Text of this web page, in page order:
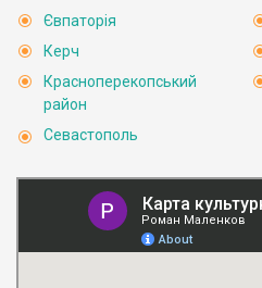
Євпаторія
Керч
Красноперекопський
район
Севастополь